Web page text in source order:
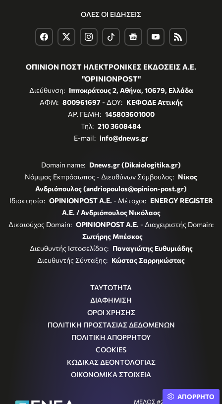
ΟΛΕΣ ΟΙ ΕΙΔΗΣΕΙΣ
ΟΠΙΝΙΟΝ ΠΟΣΤ ΗΛΕΚΤΡΟΝΙΚΕΣ ΕΚΔΟΣΕΙΣ Α.Ε.
"OPINIONPOST"
Διεύθυνση: Ιπποκράτους 2, Αθήνα, 10679, Ελλάδα
ΑΦΜ: 800961697- ΔΟΥ: ΚΕΦΟΔΕ Αττικής
ΑΡ. ΓΕΜΗ: 145803601000
Τηλ: 210 3608484
E-mail: info@dnews.gr
Domain name: Dnews.gr (Dikaiologitika.gr)
Νόμιμος Εκπρόσωπος - Διευθύνων Σύμβουλος: Νίκος
Ανδριόπουλος (andriopoulos@opinion-post.gr)
Ιδιοκτησία: OPINIONPOST A.E. - Μέτοχοι: ENERGY REGISTER
Α.Ε. / Ανδριόπουλος Νικόλαος
Δικαιούχος Domain: OPINIONPOST A.E. - Διαχειριστής Domain:
Σωτήρης Μπέσκος
Διευθυντής Ιστοσελίδας: Παναγιώτης Ευθυμιάδης
Διευθυντής Σύνταξης: Κώστας Σαρρηκώστας
ΤΑΥΤΟΤΗΤΑ
ΔΙΑΦΗΜΙΣΗ
ΟΡΟΙ ΧΡΗΣΗΣ
ΠΟΛΙΤΙΚΗ ΠΡΟΣΤΑΣΙΑΣ ΔΕΔΟΜΕΝΩΝ
ΠΟΛΙΤΙΚΗ ΑΠΟΡΡΗΤΟΥ
COOKIES
ΚΩΔΙΚΑΣ ΔΕΟΝΤΟΛΟΓΙΑΣ
ΟΙΚΟΝΟΜΙΚΑ ΣΤΟΙΧΕΙΑ
ΜΕΛΟΣ #242054
ΑΠΟΡΡΗΤΟ